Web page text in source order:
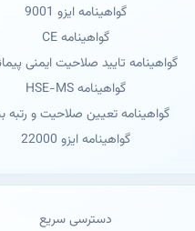
گواهینامه ایزو 9001
گواهینامه CE
گواهینامه تایید صلاحیت ایمنی
گواهینامه HSE-MS
گواهینامه تعیین صلاحیت و رتبه
گواهینامه ایزو 22000
دسترسی سریع